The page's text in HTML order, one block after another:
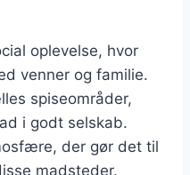
oplevelse, hvor
venner og familie.
spiseområder,
i godt selskab.
der gør det til
madsteder.